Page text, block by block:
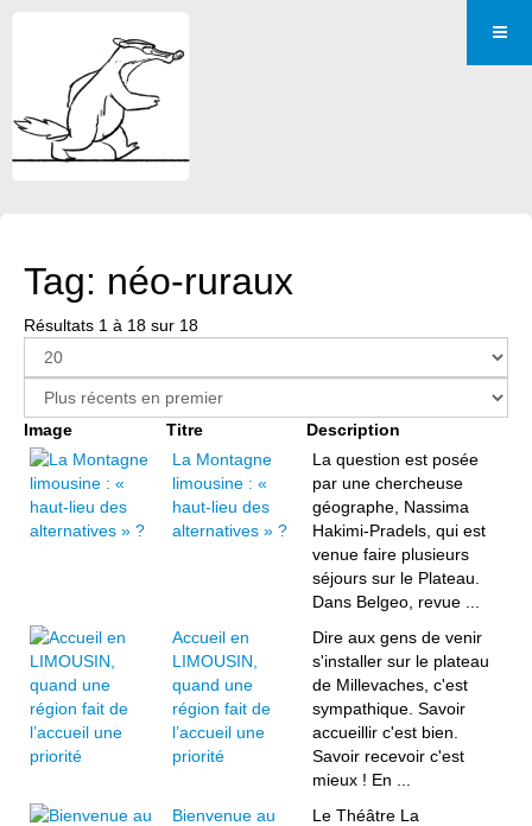
Tag: néo-ruraux
Résultats 1 à 18 sur 18
Image Titre
Description
La Montagne
limousine : «
haut-lieu des
alternatives » ?
La question est posée
par une chercheuse
géographe, Nassima
Hakimi-Pradels, qui est
venue faire plusieurs
séjours sur le Plateau.
Dans Belgeo, revue ...
Accueil en
LIMOUSIN,
quand une
région fait de
l’accueil une
priorité
Dire aux gens de venir
s'installer sur le plateau
de Millevaches, c'est
sympathique. Savoir
accueillir c'est bien.
Savoir recevoir c'est
mieux ! En ...
Bienvenue au
Le Théâtre La